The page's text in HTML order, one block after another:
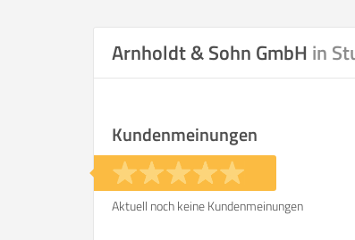
Arnholdt & Sohn GmbH in
Kundenmeinungen
Aktuell noch keine Kundenmeinungen